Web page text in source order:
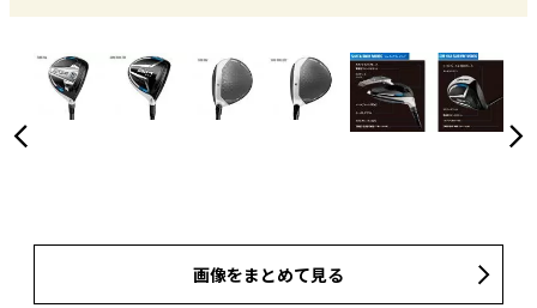
画像をまとめて見る